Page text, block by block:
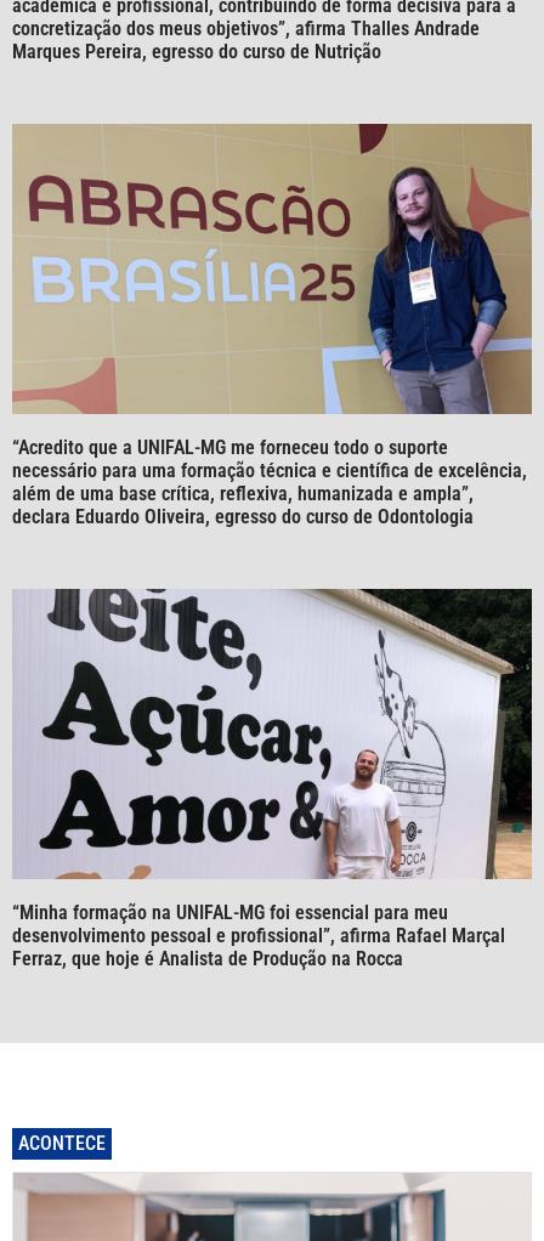
acadêmica e profissional, contribuindo de forma decisiva para a
concretização dos meus objetivos”, afirma Thalles Andrade
Marques Pereira, egresso do curso de Nutrição
“Acredito que a UNIFAL-MG me forneceu todo o suporte
necessário para uma formação técnica e científica de excelência,
além de uma base crítica, reflexiva, humanizada e ampla”,
declara Eduardo Oliveira, egresso do curso de Odontologia
“Minha formação na UNIFAL-MG foi essencial para meu
desenvolvimento pessoal e profissional”, afirma Rafael Marçal
Ferraz, que hoje é Analista de Produção na Rocca
ACONTECE